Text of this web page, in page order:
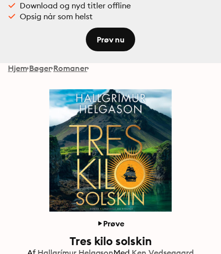
Download og nyd titler offline
Opsig når som helst
Prøv nu
Hjem Bøger Romaner
Prøve
Tres kilo solskin